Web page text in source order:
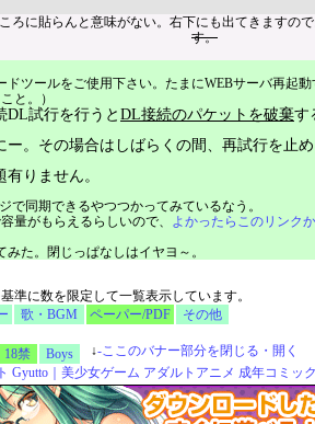
ろに貼らんと意味がない。右下にも出てきますので
す。
ドツールをご使用下さい。たまにWEBサーバ再起
と。）
DL試行を行うとDL接続のパケットを破棄す
ー。その場合はしばらくの間、再試行を止
りません。
で同期できるやつつかってみているなう。
量がもらえるらしいので、 よかったらこのリンク
た。閉じっぱなしはイヤヨ～。
準に数を限定して一覧表示しています。
歌・BGM ペーパー/PDF その他
18禁 Boys ↓-ここのバナー部分を閉じる・開く